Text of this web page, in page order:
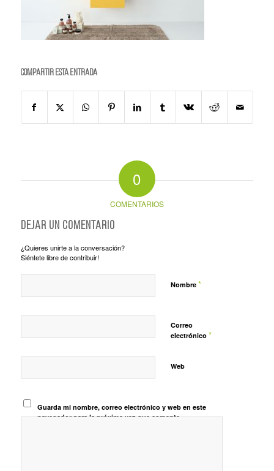
Compartir esta entrada
0
COMENTARIOS
Dejar un comentario
¿Quieres unirte a la conversación?
Siéntete libre de contribuir!
Nombre *
Correo
electrónico *
Web
Guarda mi nombre, correo electrónico y web en este
navegador para la próxima vez que comente.